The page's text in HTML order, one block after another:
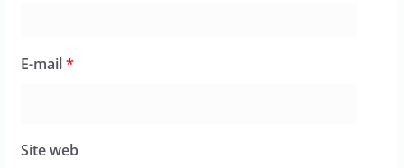
E-mail*
Site web